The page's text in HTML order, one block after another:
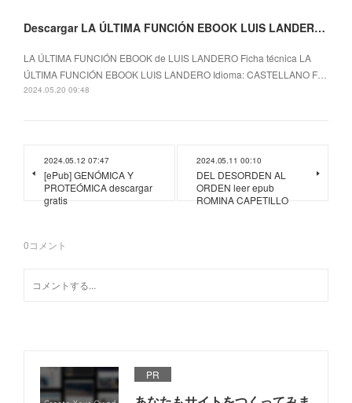
Descargar LA ÚLTIMA FUNCIÓN EBOOK LUIS LANDERO Gratis - EPUB, PDF y MOBI
LA ÚLTIMA FUNCIÓN EBOOK de LUIS LANDERO Ficha técnica LA
ÚLTIMA FUNCIÓN EBOOK LUIS LANDERO Idioma: CASTELLANO F…
2024.05.20 09:48
2024.05.12 07:47
[ePub] GENÓMICA Y
PROTEÓMICA descargar
gratis
2024.05.11 00:10
DEL DESORDEN AL
ORDEN leer epub
ROMINA CAPETILLO
0コメント
PR